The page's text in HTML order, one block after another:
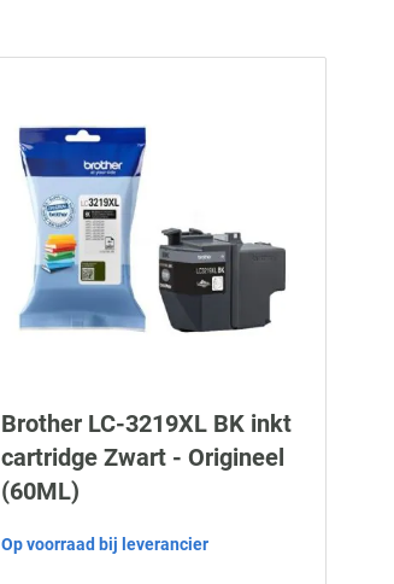
Brother LC-3219XL BK inkt
cartridge Zwart - Origineel
(60ML)
Op voorraad bij leverancier